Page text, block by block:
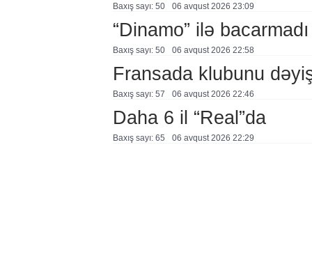
Baxış sayı: 50 06 avqust 2026 23:09
“Dinamo” ilə bacarmadı
Baxış sayı: 50 06 avqust 2026 22:58
Fransada klubunu
Baxış sayı: 57 06 avqust 2026 22:46
Daha 6 il “Real”da
Baxış sayı: 65 06 avqust 2026 22:29